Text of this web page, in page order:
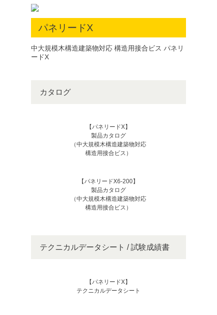
パネリードX
中大規模木構造建築物対応 構造用接合ビス パネリ
ードX
カタログ
【パネリードX】
製品カタログ
（中大規模木構造建築物対応
構造用接合ビス）
【パネリードX6-200】
製品カタログ
（中大規模木構造建築物対応
構造用接合ビス）
テクニカルデータシート / 試験成績書
【パネリードX】
テクニカルデータシート